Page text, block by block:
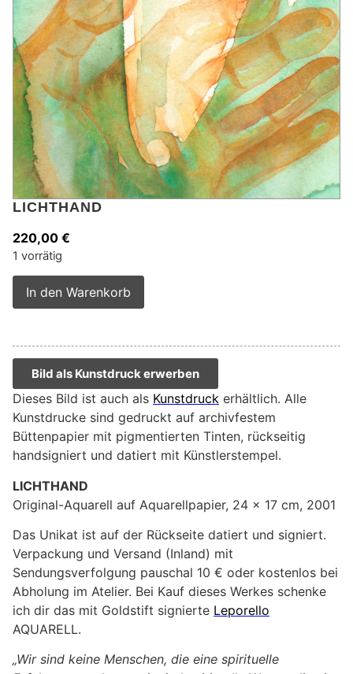
LICHTHAND
220,00 €
1 vorrätig
In den Warenkorb
Bild als Kunstdruck erwerben
Dieses Bild ist auch als Kunstdruck erhältlich. Alle
Kunstdrucke sind gedruckt auf archivfestem
Büttenpapier mit pigmentierten Tinten, rückseitig
handsigniert und datiert mit Künstlerstempel.
LICHTHAND
Original-Aquarell auf Aquarellpapier, 24 x 17 cm, 2001
Das Unikat ist auf der Rückseite datiert und signiert.
Verpackung und Versand (Inland) mit
Sendungsverfolgung pauschal 10 € oder kostenlos bei
Abholung im Atelier. Bei Kauf dieses Werkes schenke
ich dir das mit Goldstift signierte Leporello
AQUARELL.
„Wir sind keine Menschen, die eine spirituelle